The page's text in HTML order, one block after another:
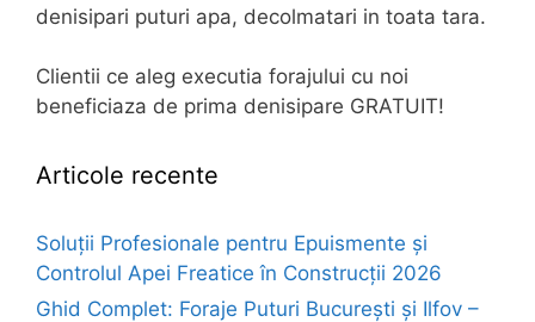
denisipari puturi apa, decolmatari in toata tara.
Clientii ce aleg executia forajului cu noi
beneficiaza de prima denisipare GRATUIT!
Articole recente
Soluții Profesionale pentru Epuismente și
Controlul Apei Freatice în Construcții 2026
Ghid Complet: Foraje Puturi București și Ilfov –